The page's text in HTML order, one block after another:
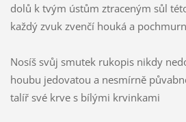
dolů k tvým ústům ztraceným sůl
každý zvuk zvenčí houká a
Nosíš svůj smutek rukopis nikdy
houbu jedovatou a nesmírně
talíř své krve s bílými krvinkami